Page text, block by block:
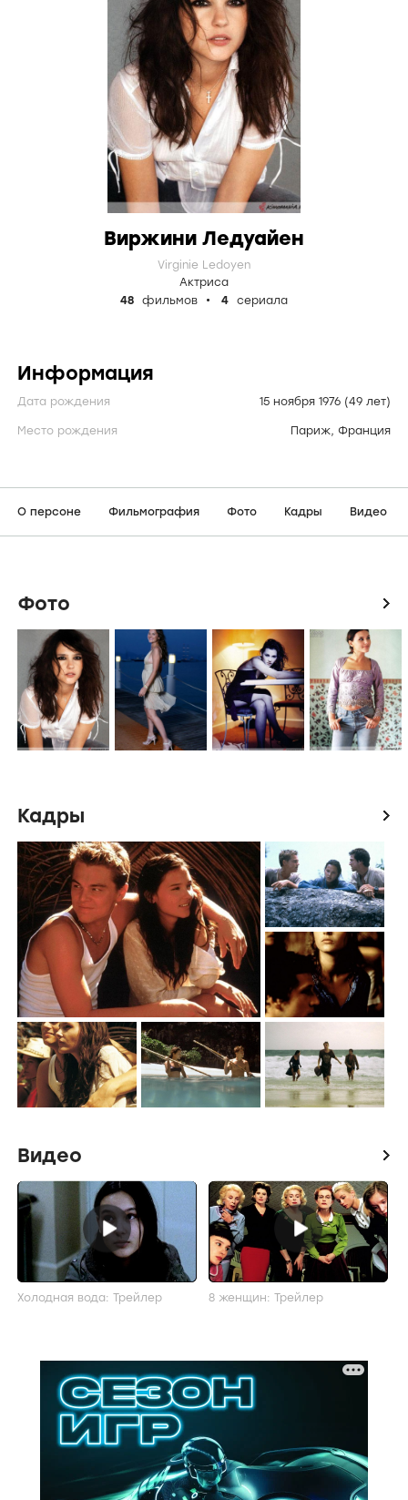
Виржини Ледуайен
Virginie Ledoyen
Актриса
48
фильмов 4 сериала
Информация
Дата рождения 15 ноября 1976 (49 лет)
Место рождения Париж, Франция
О персоне Фильмография Фото Кадры Видео
Фото icon
Кадры icon
Видео icon
Холодная вода: Трейлер 8 женщин: Трейлер